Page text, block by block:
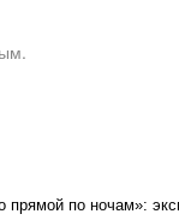
прямой по ночам»: